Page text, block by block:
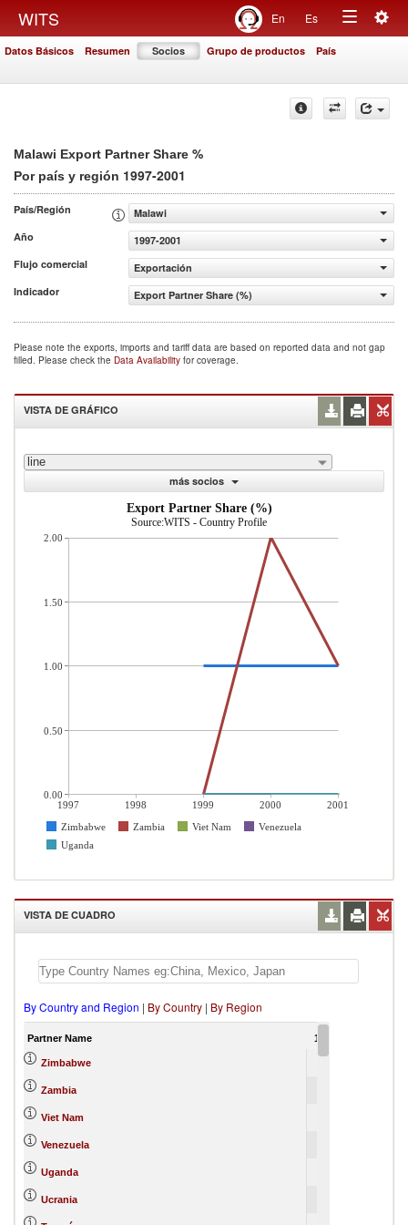
WITS En Es
Toggle
Datos Básicos Resumen Socios Grupo de productos País
Malawi Export Partner Share %
Por país y región 1997-2001
País/Región
Malawi
Año
1997-2001
Flujo comercial
Exportación
Indicador
Export Partner Share (%)
Please note the exports, imports and tariff data are based on reported data and not gap
filled. Please check the Data Availability for coverage.
VISTA DE GRÁFICO
line
más socios
Export Partner Share (%)
Source:WITS - Country Profile
1997 1998 1999 2000
2001
Zimbabwe
Zambia Viet Nam
Venezuela
Uganda
2.00
1.50
1.00
0.50
0.00
VISTA DE CUADRO
By Country and Region | By Country | By Region
Partner Name 1997
Zimbabwe
Zambia
Viet Nam
Venezuela
Uganda
Ucrania